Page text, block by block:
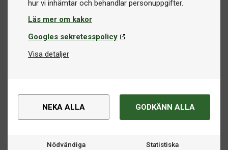
Läs mer om kakor
Googles sekretesspolicy
Visa detaljer
NEKA ALLA GODKÄNN ALLA
Nödvändiga Statistiska